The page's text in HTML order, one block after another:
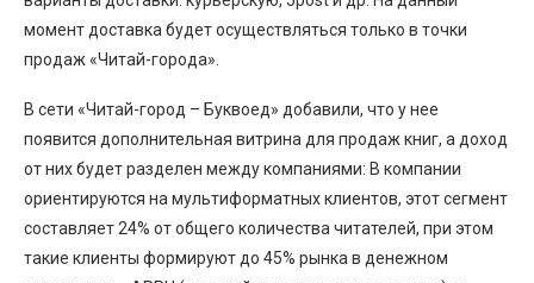
момент доставка будет осуществляться только в точки
продаж «Читай-города».
В сети «Читай-город – Буквоед» добавили, что у нее
появится дополнительная витрина для продаж книг, а доход
от них будет разделен между компаниями: В компании
ориентируются на мультиформатных клиентов, этот сегмент
составляет 24% от общего количества читателей, при этом
такие клиенты формируют до 45% рынка в денежном